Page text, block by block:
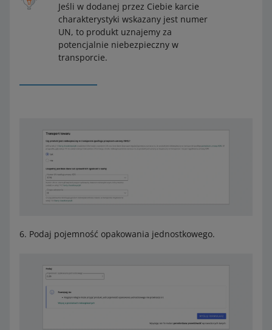
Jeśli w dodanej przez Ciebie karcie
charakterystyki wskazany jest numer
UN, to produkt uznajemy za
potencjalnie niebezpieczny w
transporcie.
Podaj pojemność opakowania jednostkowego.